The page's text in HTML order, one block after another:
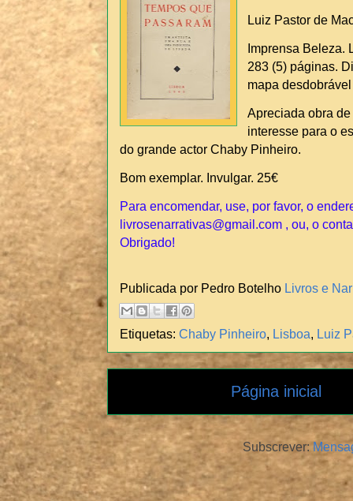
Luiz Pastor de
Imprensa Beleza.
283 (5) páginas.
mapa
Apreciada obra
interesse para o
do grande actor Chaby Pinheiro.
Bom exemplar. Invulgar. 25€
Para encomendar, use, por favor, o
livrosenarrativas@gmail.com , ou, o
Obrigado!
Publicada por Pedro Botelho Livros e
Etiquetas: Chaby Pinheiro, Lisboa, Luiz
Página inicial
Subscrever: